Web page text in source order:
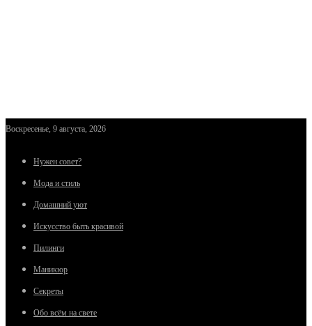
Воскресенье, 9 августа, 2026
Нужен совет?
Мода и стиль
Домашний уют
Искусство быть красивой
Пилинги
Маникюр
Секреты
Обо всём на свете